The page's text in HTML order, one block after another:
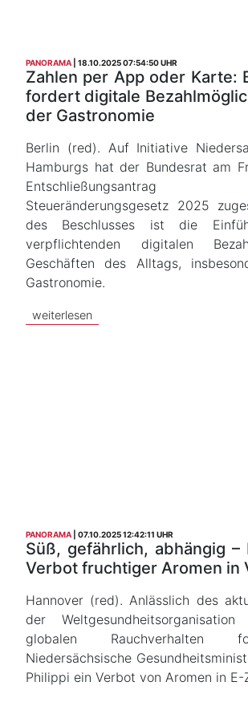
PANORAMA 18.10.2025 07:54:50 UHR
Zahlen per App oder Karte:
fordert digitale
der Gastronomie
Berlin (red). Auf Initiative
Hamburgs hat der Bundesrat am
Steueränderungsgesetz 2025
des Beschlusses ist die
verpflichtenden digitalen
Geschäften des Alltags,
Gastronomie.
weiterlesen
PANORAMA 07.10.2025 12:42:11 UHR
Süß, gefährlich, abhängig –
Verbot fruchtiger Aromen in
Hannover (red). Anlässlich des
der
globalen Rauchverhalten
Niedersächsische
Philippi ein Verbot von Aromen in